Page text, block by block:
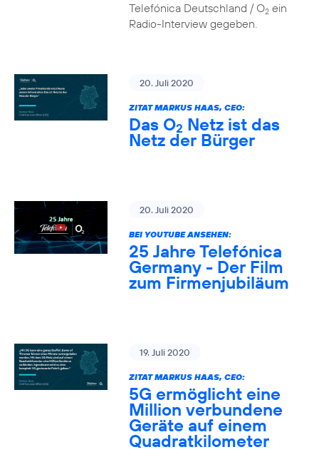
Telefónica Deutschland / O2ein
Radio-Interview gegeben.
20. Juli 2020
ZITAT MARKUS HAAS, CEO:
Das O2 Netz ist das
Netz der Bürger
20. Juli 2020
BEI YOUTUBE ANSEHEN:
25 Jahre Telefónica
Germany - Der Film
zum Firmenjubiläum
19. Juli 2020
ZITAT MARKUS HAAS, CEO:
5G ermöglicht eine
Million verbundene
Geräte auf einem
Quadratkilometer